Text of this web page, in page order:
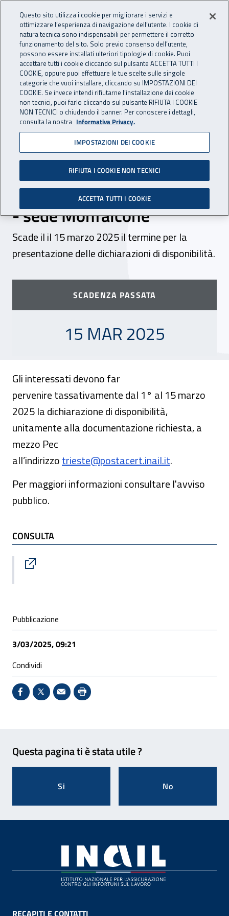
INAIL - Istituto Nazionale
Apri cerca
Navigazione principale
Navigazione - Ti trovi in:
Home Inail comunica Scadenze Scadenza
Dr Friuli Venezia Giulia:
selezione comparativa
incarico a tempo
determinato n. 25 ore
branca medicina del lavoro
- sede Monfalcone
Scade il il 15 marzo 2025 il termine per la
presentazione delle dichiarazioni di disponibilità.
SCADENZA PASSATA
15 MARZO 2025
15 MAR 2025
Gli interessati devono far
pervenire tassativamente dal 1° al 15 marzo
2025 la dichiarazione di disponibilità,
unitamente alla documentazione richiesta, a
mezzo Pec
all’indirizzotrieste@postacert.inail.it.
Per maggiori informazioni consultare l'avviso
pubblico.
TI POTREBBE INTERESSARE
CONSULTA
Sito esterno : apre una nuova finestra
Condivisione social
Pubblicazione
3/03/2025, 09:21
Condividi
Condividi su Facebook - Sito esterno - Apertura in
X - Sito esterno - Apertura in nuova finestra
Invio Mail: apre il programma di posta
Stampa pagina: scelta meno
Questa pagina ti è stata utile ?
Si No
RECAPITI E CONTATTI
Questo sito utilizza i cookie per migliorare i servizi e
ottimizzare l’esperienza di navigazione dell’utente. I cookie di
natura tecnica sono indispensabili per permettere il corretto
funzionamento del sito. Solo previo consenso dell’utente,
possono essere installati ulteriori tipologie di cookie. Puoi
accettare tutti i cookie cliccando sul pulsante ACCETTA TUTTI I
COOKIE, oppure puoi effettuare le tue scelte sulle singole
categorie che vuoi installare, cliccando su IMPOSTAZIONI DEI
COOKIE. Se invece intendi rifiutarne l’installazione dei cookie
non tecnici, puoi farlo cliccando sul pulsante RIFIUTA I COOKIE
NON TECNICI o chiudendo il banner. Per conoscere i dettagli,
consulta la nostra Informativa Privacy.
IMPOSTAZIONI DEI COOKIE
RIFIUTA I COOKIE NON TECNICI
ACCETTA TUTTI I COOKIE